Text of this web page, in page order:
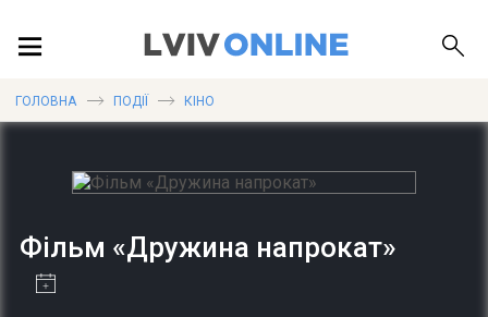
ПУБЛІКАЦІЇ
ГОЛОВНА ПОДІЇ КІНО
Фільм «Дружина напрокат»